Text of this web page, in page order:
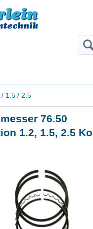
1.5 / 2.5
76.50
1.2, 1.5, 2.5